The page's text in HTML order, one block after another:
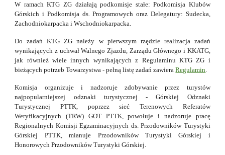
W ramach KTG ZG działają podkomisje stałe: Podkomisja Klubów
Górskich i Podkomisja ds. Programowych oraz Delegatury: Sudecka,
Zachodniokarpacka i Wschodniokarpacka.
Do zadań KTG ZG należy w pierwszym rzędzie realizacja zadań
wynikających z uchwał Walnego Zjazdu, Zarządu Głównego i KKATG,
jak również wiele innych wynikających z Regulaminu KTG ZG i
bieżących potrzeb Towarzystwa - pełną listę zadań zawieraRegulamin.
Komisja organizuje i nadzoruje zdobywanie przez turystów
najpopularniejszej odznaki turystycznej - Górskiej Odznaki
Turystycznej PTTK, poprzez sieć Terenowych Referatów
Weryfikacyjnych (TRW) GOT PTTK, powołuje i nadzoruje pracę
Regionalnych Komisji Egzaminacyjnych ds. Przodowników Turystyki
Górskiej PTTK, mianuje Przodowników Turystyki Górskiej i
Honorowych Przodowników Turystyki Górskiej.